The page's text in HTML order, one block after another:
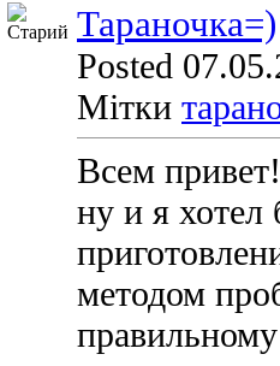
Тараночка=)
Posted
Мітки
Всем привет!
ну и я хотел
методом